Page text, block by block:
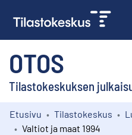
OTOS
Tilastokeskuksen
Kokoelmat
Etusivu Tilastokeskus
Valtiot ja maat 1994